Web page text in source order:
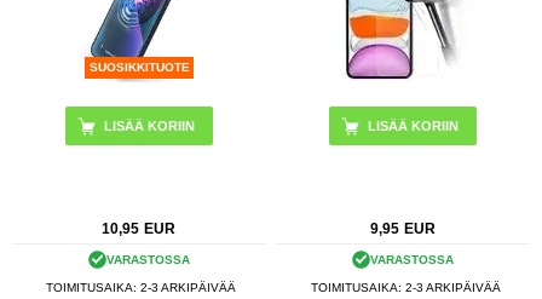
SUOSIKKITUOTE
10,95 EUR
VARASTOSSA
TOIMITUSAIKA: 2-3 ARKIPÄIVÄÄ
9,95 EUR
VARASTOSSA
TOIMITUSAIKA: 2-3 ARKIPÄIVÄÄ